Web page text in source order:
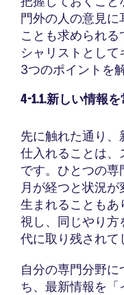
門外の人の意見に
ことも求められ
シャリストとし
3つのポイントを
4-1.1.新しい情報
先に触れた通り、
仕入れることは、
です。ひとつの
月が経つと状況
生まれることもあ
視し、同じやり方
代に取り残されて
自分の専門分野
ち、最新情報を「